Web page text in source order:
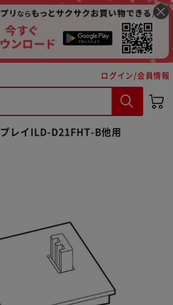
ログイン/会員情報
レイILD-D21FHT-B他用
い
る 購入手続きへ